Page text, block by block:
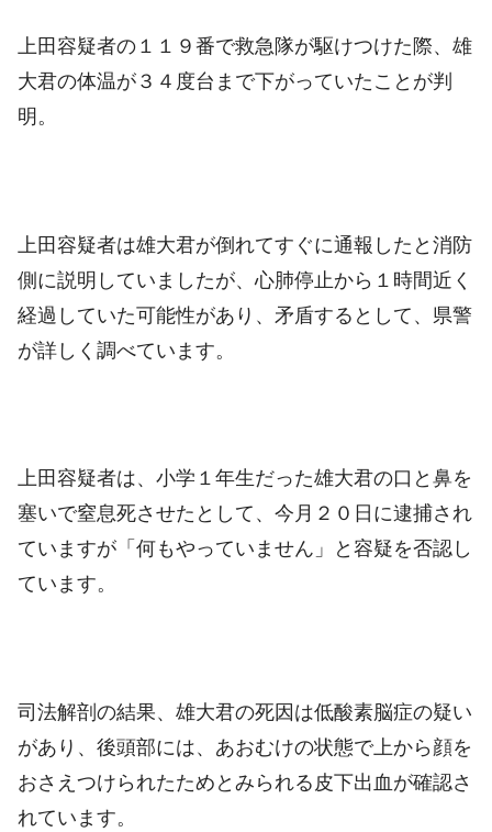
上田容疑者の１１９番で救急隊が駆けつけた際、雄
大君の体温が３４度台まで下がっていたことが判
明。
上田容疑者は雄大君が倒れてすぐに通報したと消防
側に説明していましたが、心肺停止から１時間近く
経過していた可能性があり、矛盾するとして、県警
が詳しく調べています。
上田容疑者は、小学１年生だった雄大君の口と鼻を
塞いで窒息死させたとして、今月２０日に逮捕され
ていますが「何もやっていません」と容疑を否認し
ています。
司法解剖の結果、雄大君の死因は低酸素脳症の疑い
があり、後頭部には、あおむけの状態で上から顔を
おさえつけられたためとみられる皮下出血が確認さ
れています。